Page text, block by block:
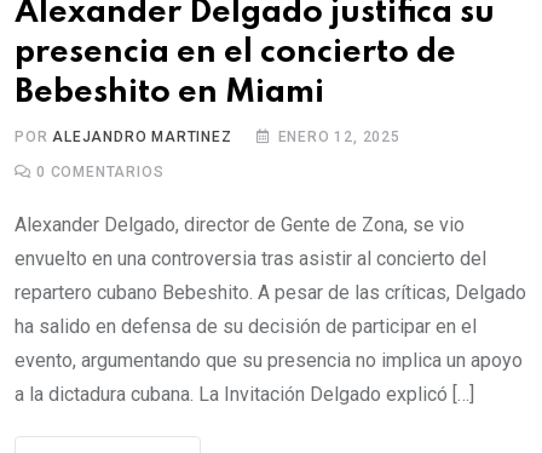
Alexander Delgado justifica su
presencia en el concierto de
Bebeshito en Miami
PORALEJANDRO MARTINEZ ENERO 12, 2025
0 COMENTARIOS
Alexander Delgado, director de Gente de Zona, se vio
envuelto en una controversia tras asistir al concierto del
repartero cubano Bebeshito. A pesar de las críticas, Delgado
ha salido en defensa de su decisión de participar en el
evento, argumentando que su presencia no implica un apoyo
a la dictadura cubana. La Invitación Delgado explicó […]